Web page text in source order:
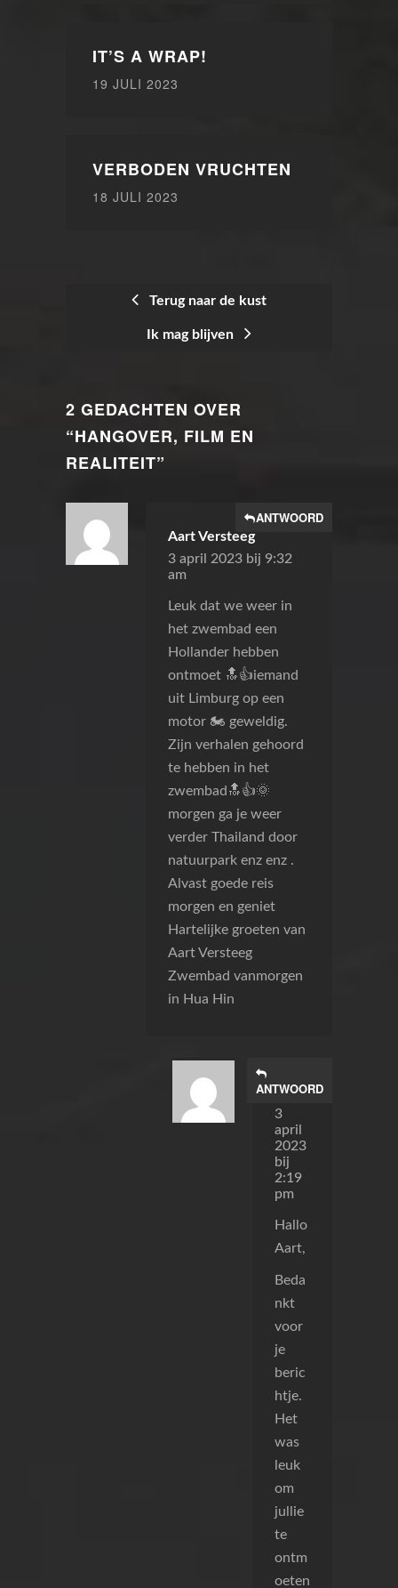
IT’S A WRAP!
19 JULI 2023
VERBODEN VRUCHTEN
18 JULI 2023
BERICHTNAVIGATIE
Terug naar de kust
Ik mag blijven
2 GEDACHTEN OVER
“HANGOVER, FILM EN
REALITEIT”
Aart Versteeg
3 april 2023 bij 9:32
am
ANTWOORD
Leuk dat we weer in
het zwembad een
Hollander hebben
ontmoet 🔝👍iemand
uit Limburg op een
motor 🏍️ geweldig.
Zijn verhalen gehoord
te hebben in het
zwembad🔝👍🌞
morgen ga je weer
verder Thailand door
natuurpark enz enz .
Alvast goede reis
morgen en geniet
Hartelijke groeten van
Aart Versteeg
Zwembad vanmorgen
in Hua Hin
ivo
3
april
2023
bij
2:19
pm
ANTWOORD
Hallo
Aart,
Beda
nkt
voor
je
beric
htje.
Het
was
leuk
om
jullie
te
ontm
oeten